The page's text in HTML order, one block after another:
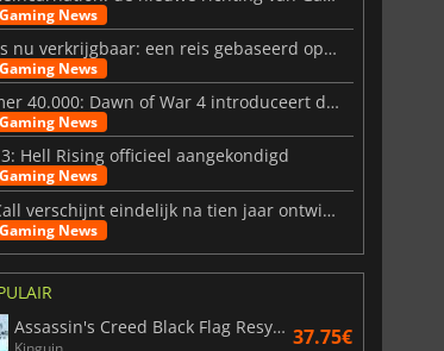
6.77€ 15.48
Gaming News
Big Walk is nu verkrijgbaar: een reis gebaseerd op vriendschap
Gaming News
Warhammer 40.000: Dawn of War 4 introduceert de Necron-factie
Gaming News
Hell Rising officieel aangekondigd
Gaming News
Vahrin's Call verschijnt eindelijk na tien jaar ontwikkeling
Gaming News
Assassin's Creed Black Flag Resynced 37.75€